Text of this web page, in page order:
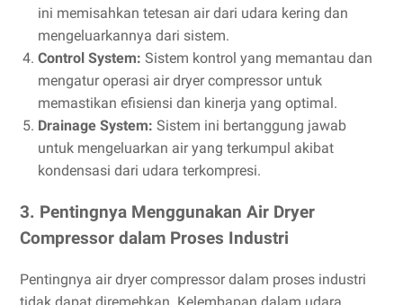
ini memisahkan tetesan air dari udara kering dan
mengeluarkannya dari sistem.
Control System: Sistem kontrol yang memantau dan
mengatur operasi air dryer compressor untuk
memastikan efisiensi dan kinerja yang optimal.
Drainage System: Sistem ini bertanggung jawab
untuk mengeluarkan air yang terkumpul akibat
kondensasi dari udara terkompresi.
3. Pentingnya Menggunakan Air Dryer
Compressor dalam Proses Industri
Pentingnya air dryer compressor dalam proses industri